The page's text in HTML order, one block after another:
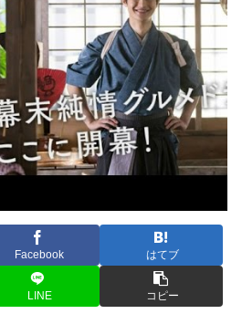
Facebook はてブ
LINE コピー